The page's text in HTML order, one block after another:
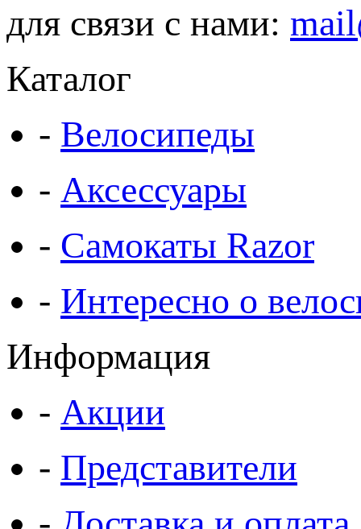
для связи с нами:
Каталог
- Велосипеды
- Аксессуары
- Самокаты Razor
- Интересно о
Информация
- Акции
- Представители